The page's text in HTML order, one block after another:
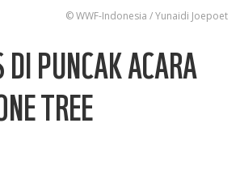
© WWF-Indonesia / Yunaidi Joepoet
DI PUNCAK ACARA
TREE